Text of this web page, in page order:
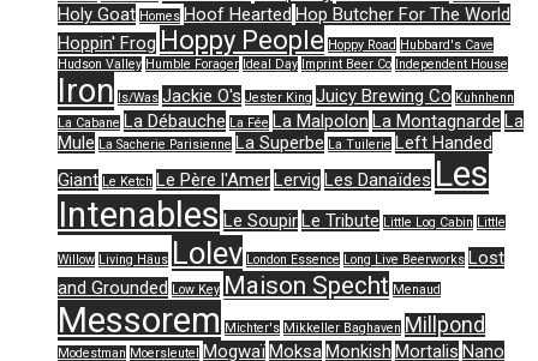
Holy Goat Homes Hoof Hearted Hop Butcher For The World
Hoppin' Frog Hoppy People Hoppy Road Hubbard's Cave
Hudson Valley Humble Forager Ideal Day Imprint Beer Co Independent House
Iron Is/Was Jackie O's Jester King Juicy Brewing Co Kuhnhenn
La Cabane La Débauche La Fée La Malpolon La Montagnarde La
Mule La Sacherie Parisienne La Superbe La Tuilerie Left Handed
Giant Le Ketch Le Père l'AmerLervig Les Danaïdes Les
Intenables Le SoupirLe Tribute Little Log Cabin Little
Willow Living Häus Lolev London Essence Long Live Beerworks Lost
and Grounded Low Key Maison Specht Menaud
Messorem Michter's Mikkeller Baghaven Millpond
Modestman Moersleutel MogwaïMoksaMonkish Mortalis Nano